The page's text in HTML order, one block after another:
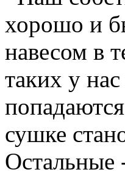
хорошо и
навесом в
таких у
сушке
Остальные